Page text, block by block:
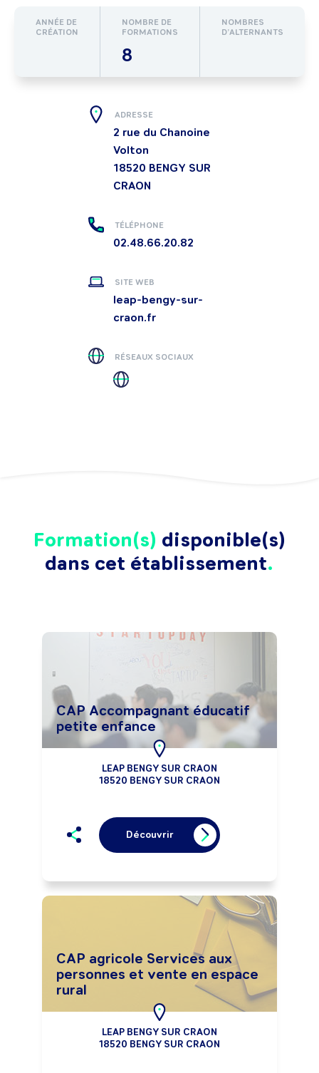
ANNÉE DE
CRÉATION
NOMBRE DE
FORMATIONS
8
NOMBRES
D’ALTERNANTS
ADRESSE
2 rue du Chanoine
Volton
18520 BENGY SUR
CRAON
TÉLÉPHONE
02.48.66.20.82
SITE WEB
leap-bengy-sur-
craon.fr
RÉSEAUX SOCIAUX
Formation(s) disponible(s)
dans cet établissement
CAP Accompagnant éducatif
petite enfance
LEAP BENGY SUR CRAON
18520 BENGY SUR CRAON
Découvrir
CAP agricole Services aux
personnes et vente en espace
rural
LEAP BENGY SUR CRAON
18520 BENGY SUR CRAON